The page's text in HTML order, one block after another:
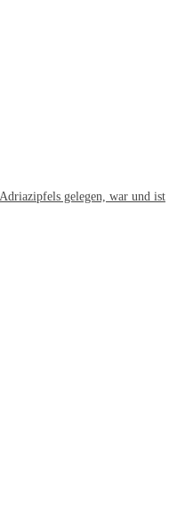
gelegen, war und ist